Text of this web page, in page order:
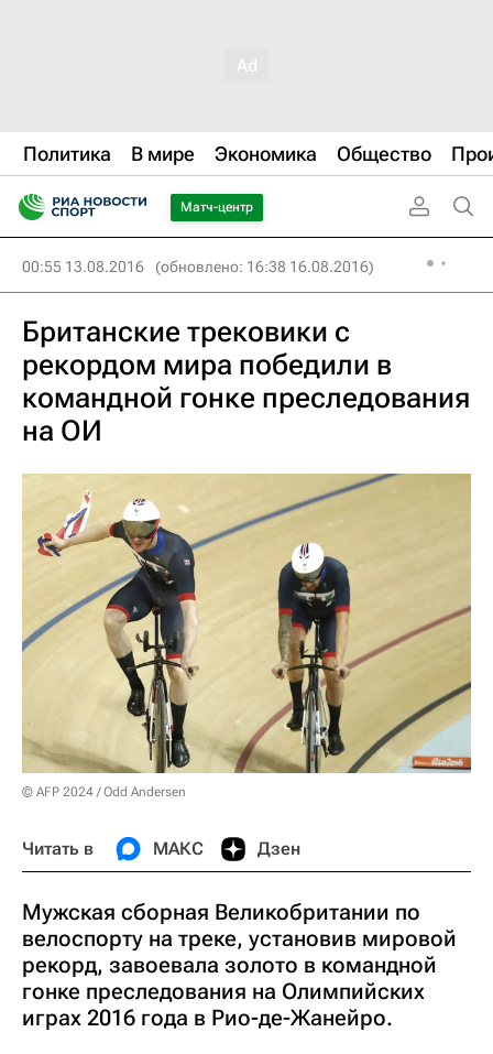
Политика В мире Экономика Общество
Матч-центр
00:55 13.08.2016 (обновлено: 16:38 16.08.2016)
Британские трековики с
рекордом мира победили в
командной гонке преследования
на ОИ
© AFP 2024 / Odd Andersen
Читать в МАКС Дзен
Мужская сборная Великобритании по
велоспорту на треке, установив мировой
рекорд, завоевала золото в командной
гонке преследования на Олимпийских
играх 2016 года в Рио-де-Жанейро.